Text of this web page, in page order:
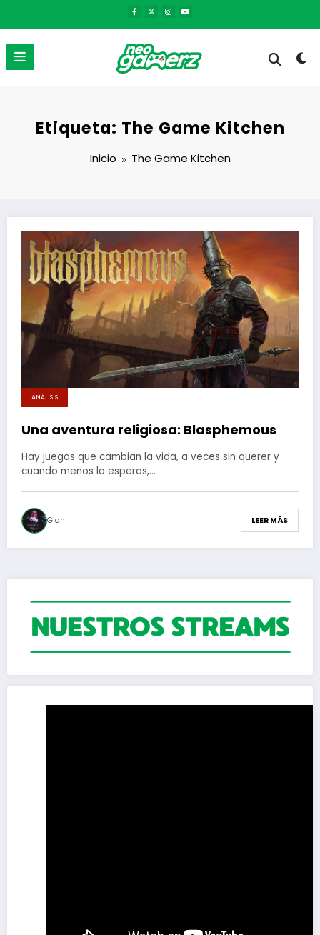
contenido
Etiqueta: The Game Kitchen
Inicio The Game Kitchen
ANÁLISIS
Una aventura religiosa: Blasphemous
Hay juegos que cambian la vida, a veces sin querer y
cuando menos lo esperas,…
Gian LEER MÁS